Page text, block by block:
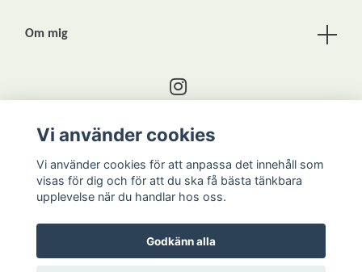
Om mig
Kontakta mig
Kontakt
Vi använder cookies
Vi använder cookies för att anpassa det innehåll som
visas för dig och för att du ska få bästa tänkbara
upplevelse när du handlar hos oss.
Godkänn alla